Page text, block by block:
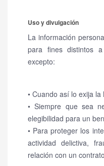
Uso y divulgación
La información
para fines distintos
excepto:
• Cuando así lo exija
• Siempre que sea
elegibilidad para un
• Para proteger los
actividad delictiva,
relación con un